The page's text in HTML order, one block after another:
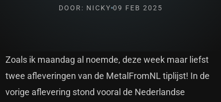
DOOR: NICKY 09 FEB 2025
Zoals ik maandag al noemde, deze week maar liefst
twee afleveringen van de MetalFromNL tiplijst! In de
vorige aflevering stond vooral de Nederlandse